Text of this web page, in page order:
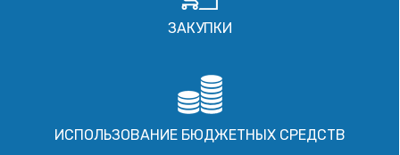
ЗАКУПКИ
ИСПОЛЬЗОВАНИЕ БЮДЖЕТНЫХ СРЕДСТВ